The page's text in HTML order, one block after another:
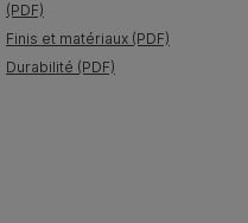
(PDF)
Finis et matériaux (PDF)
Durabilité (PDF)